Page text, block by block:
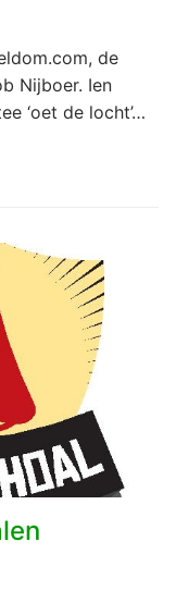
de
Nijboer. Ien
‘oet de locht’…